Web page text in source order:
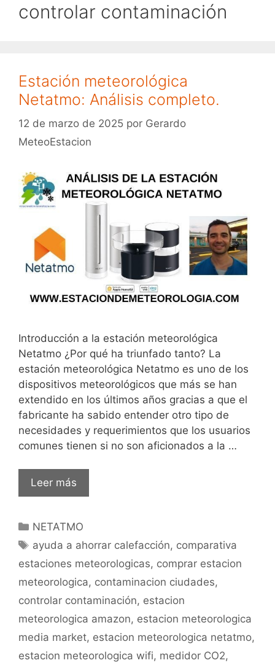
controlar contaminación
Estación meteorológica
Netatmo: Análisis completo.
12 de marzo de 2025 por Gerardo
MeteoEstacion
Introducción a la estación meteorológica
Netatmo ¿Por qué ha triunfado tanto? La
estación meteorológica Netatmo es uno de los
dispositivos meteorológicos que más se han
extendido en los últimos años gracias a que el
fabricante ha sabido entender otro tipo de
necesidades y requerimientos que los usuarios
comunes tienen si no son aficionados a la …
Leer más
meteorológica
Análisis
completo.
Categorías
NETATMO
Etiquetas
ayuda a ahorrar calefacción, comparativa
estaciones meteorologicas, comprar estacion
meteorologica, contaminacion ciudades,
controlar contaminación, estacion
meteorologica amazon, estacion meteorologica
media market, estacion meteorologica netatmo,
estacion meteorologica wifi, medidor CO2,